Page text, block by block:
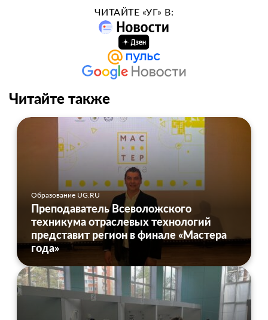
ЧИТАЙТЕ «УГ» В:
Читайте также
Образование UG.RU
Преподаватель Всеволожского
техникума отраслевых технологий
представит регион в финале «Мастера
года»